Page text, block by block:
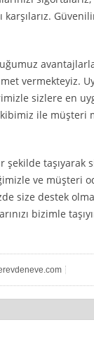
vermekteyiz.
sizlere en
ile müşteri
şekilde taşıyarak
ve müşteri
size destek
bizimle